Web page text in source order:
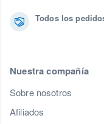
Todos los
Nuestra compañía
Sobre nosotros
Afiliados